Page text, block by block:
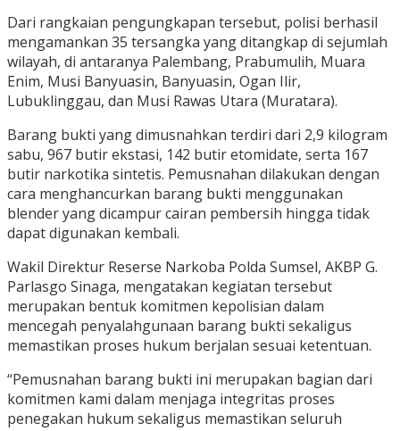
Dari rangkaian pengungkapan tersebut, polisi berhasil
mengamankan 35 tersangka yang ditangkap di sejumlah
wilayah, di antaranya Palembang, Prabumulih, Muara
Enim, Musi Banyuasin, Banyuasin, Ogan Ilir,
Lubuklinggau, dan Musi Rawas Utara (Muratara).
Barang bukti yang dimusnahkan terdiri dari 2,9 kilogram
sabu, 967 butir ekstasi, 142 butir etomidate, serta 167
butir narkotika sintetis. Pemusnahan dilakukan dengan
cara menghancurkan barang bukti menggunakan
blender yang dicampur cairan pembersih hingga tidak
dapat digunakan kembali.
Wakil Direktur Reserse Narkoba Polda Sumsel, AKBP G.
Parlasgo Sinaga, mengatakan kegiatan tersebut
merupakan bentuk komitmen kepolisian dalam
mencegah penyalahgunaan barang bukti sekaligus
memastikan proses hukum berjalan sesuai ketentuan.
“Pemusnahan barang bukti ini merupakan bagian dari
komitmen kami dalam menjaga integritas proses
penegakan hukum sekaligus memastikan seluruh